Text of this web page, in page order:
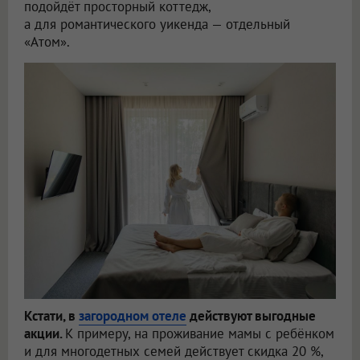
подойдёт просторный коттедж,
а для романтического уикенда — отдельный
«Атом».
Кстати, в загородном отеле действуют выгодные
акции. К примеру, на проживание мамы с ребёнком
и для многодетных семей действует скидка 20 %,